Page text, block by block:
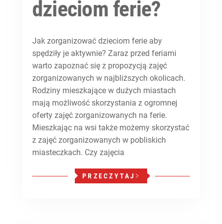
dzieciom ferie?
Jak zorganizować dzieciom ferie aby
spędziły je aktywnie? Zaraz przed feriami
warto zapoznać się z propozycją zajęć
zorganizowanych w najbliższych okolicach.
Rodziny mieszkające w dużych miastach
mają możliwość skorzystania z ogromnej
oferty zajęć zorganizowanych na ferie.
Mieszkając na wsi także możemy skorzystać
z zajęć zorganizowanych w pobliskich
miasteczkach. Czy zajęcia
PRZECZYTAJ